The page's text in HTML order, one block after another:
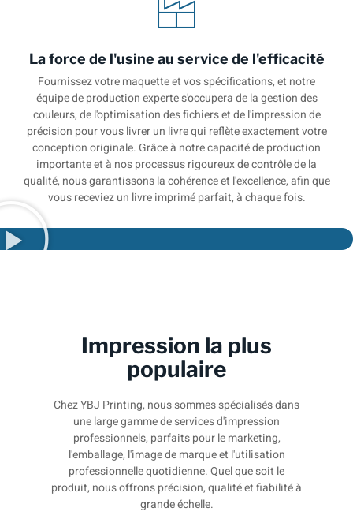
La force de l'usine au service de l'efficacité
Fournissez votre maquette et vos spécifications, et notre
équipe de production experte s'occupera de la gestion des
couleurs, de l'optimisation des fichiers et de l'impression de
précision pour vous livrer un livre qui reflète exactement votre
conception originale. Grâce à notre capacité de production
importante et à nos processus rigoureux de contrôle de la
qualité, nous garantissons la cohérence et l'excellence, afin que
vous receviez un livre imprimé parfait, à chaque fois.
Impression la plus
populaire
Chez YBJ Printing, nous sommes spécialisés dans
une large gamme de services d'impression
professionnels, parfaits pour le marketing,
l'emballage, l'image de marque et l'utilisation
professionnelle quotidienne. Quel que soit le
produit, nous offrons précision, qualité et fiabilité à
grande échelle.